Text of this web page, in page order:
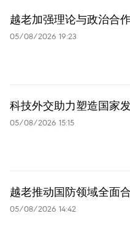
越老加强理论与政治合
05/08/2026 19:23
科技外交助力塑造国家
05/08/2026 15:15
越老推动国防领域全面
05/08/2026 14:42